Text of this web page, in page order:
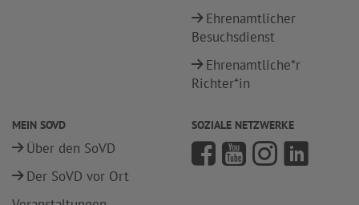
Ehrenamtlicher
Besuchsdienst
Ehrenamtliche*r
Richter*in
MEIN SOVD
Über den SoVD
Der SoVD vor Ort
SOZIALE NETZWERKE